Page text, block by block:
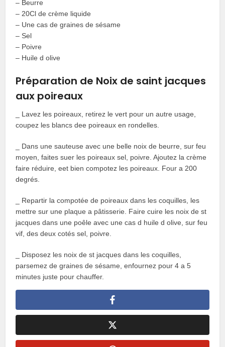
– Beurre
– 20Cl de crème liquide
– Une cas de graines de sésame
– Sel
– Poivre
– Huile d olive
Préparation de Noix de saint jacques
aux poireaux
_ Lavez les poireaux, retirez le vert pour un autre usage,
coupez les blancs dee poireaux en rondelles.
_ Dans une sauteuse avec une belle noix de beurre, sur feu
moyen, faites suer les poireaux sel, poivre. Ajoutez la crème
faire réduire, eet bien compotez les poireaux. Four a 200
degrés.
_ Repartir la compotée de poireaux dans les coquilles, les
mettre sur une plaque a pâtisserie. Faire cuire les noix de st
jacques dans une poêle avec une cas d huile d olive, sur feu
vif, des deux cotés sel, poivre.
_ Disposez les noix de st jacques dans les coquilles,
parsemez de graines de sésame, enfournez pour 4 a 5
minutes juste pour chauffer.